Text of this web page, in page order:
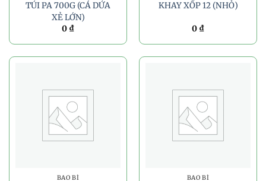
TÚI PA 700G (CÁ DỨA
XẺ LỚN)
0 ₫
KHAY XỐP 12 (NHỎ)
0 ₫
BAO BÌ BAO BÌ